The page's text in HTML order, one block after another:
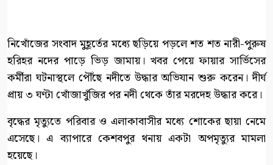
নিখোঁজের সংবাদ মুহূর্তের মধ্যে ছড়িয়ে পড়লে শত শত নারী-পুরুষ
হরিহর নদের পাড়ে ভিড় জামায়। খবর পেয়ে ফায়ার সার্ভিসের
কর্মীরা ঘটনাস্থলে পৌঁছে নদীতে উদ্ধার অভিযান শুরু করেন। দীর্ঘ
প্রায় ৩ ঘণ্টা খোঁজাখুঁজির পর নদী থেকে তাঁর মরদেহ উদ্ধার করে।
বৃদ্ধের মৃত্যুতে পরিবার ও এলাকাবাসীর মধ্যে শোকের ছায়া নেমে
এসেছে। এ ব্যাপারে কেশবপুর থনায় একটা অপমৃত্যুর মামলা
হয়েছে।